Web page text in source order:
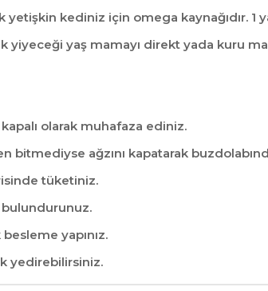
yetişkin kediniz için omega kaynağıdır.
yiyeceği yaş mamayı direkt yada kuru
olarak muhafaza ediniz.
bitmediyse ağzını kapatarak
tüketiniz.
yapınız.
yedirebilirsiniz.